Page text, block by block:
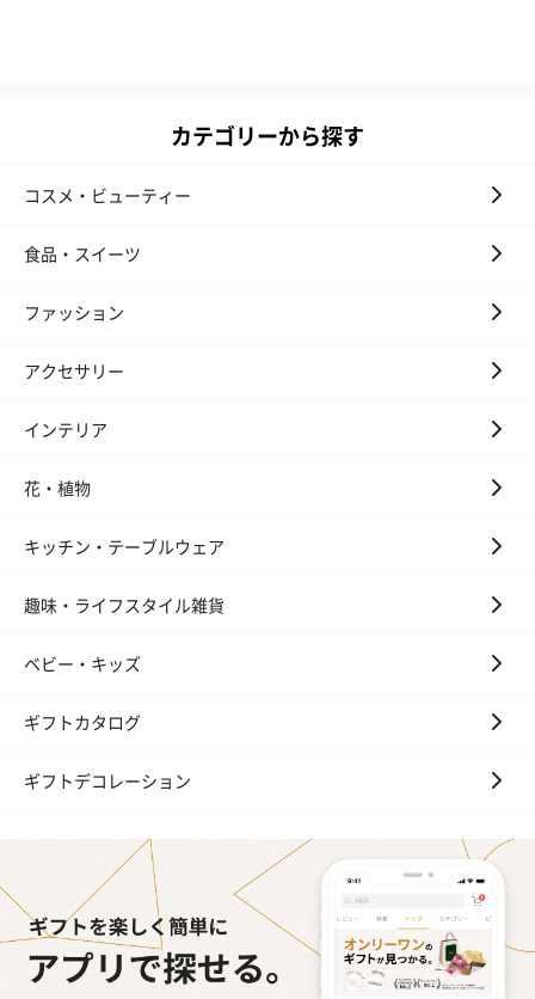
カテゴリーから探す
コスメ・ビューティー
食品・スイーツ
ファッション
アクセサリー
インテリア
花・植物
キッチン・テーブルウェア
趣味・ライフスタイル雑貨
ベビー・キッズ
ギフトカタログ
ギフトデコレーション